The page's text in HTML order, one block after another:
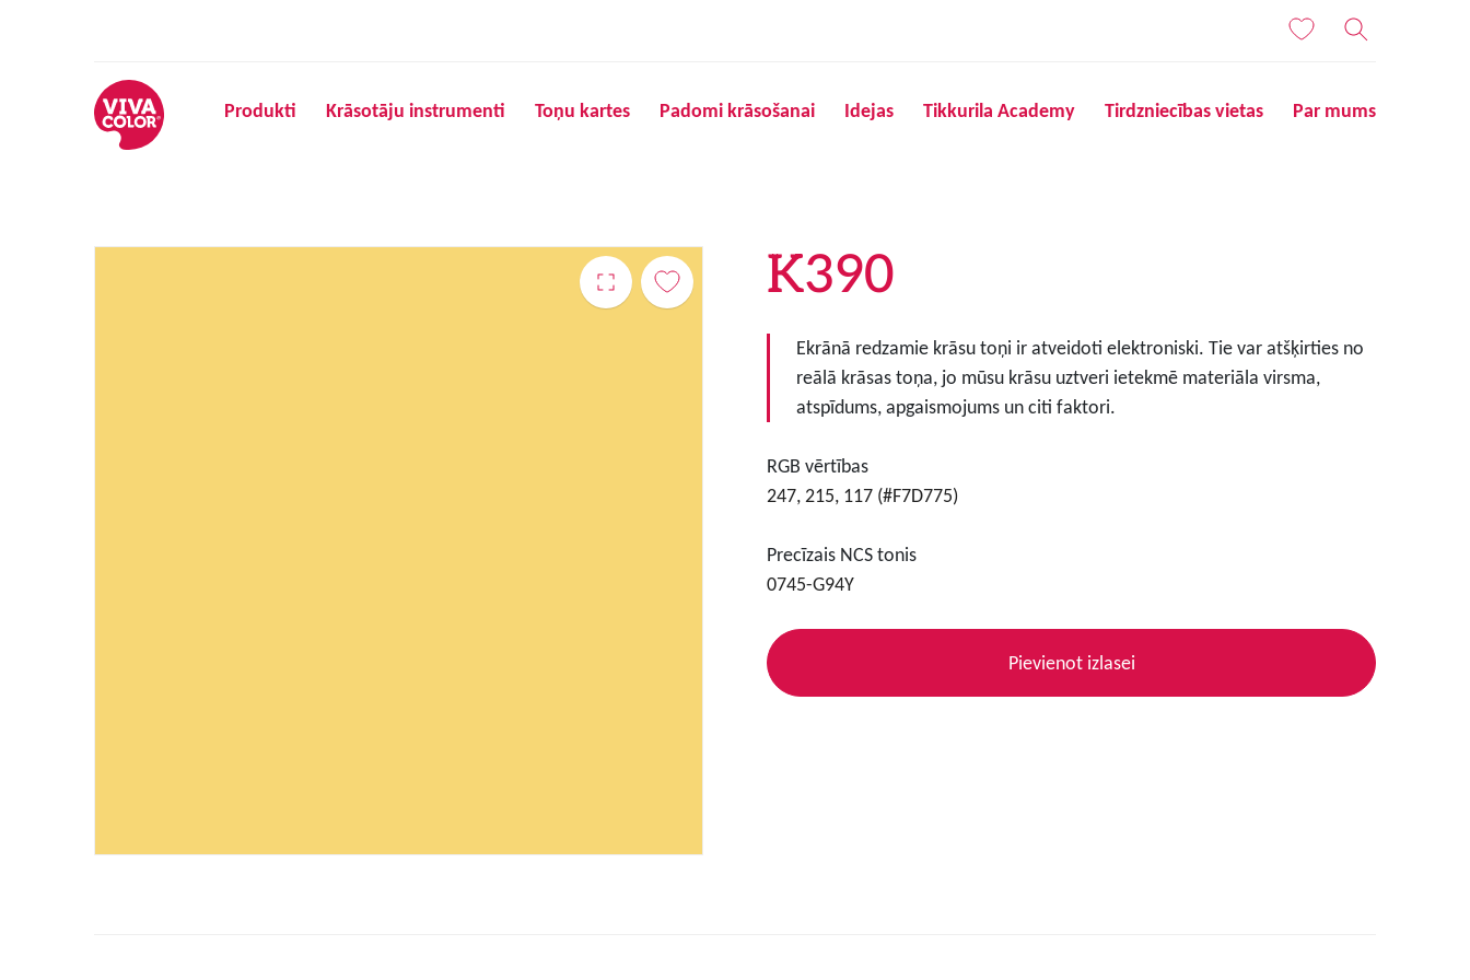
Produkti Krāsotāju instrumenti Toņu kartes Padomi krāsošanai Idejas Tikkurila Academy Tirdzniecības vietas Par mums
K390
Ekrānā redzamie krāsu toņi ir atveidoti elektroniski. Tie var atšķirties no
reālā krāsas toņa, jo mūsu krāsu uztveri ietekmē materiāla virsma,
atspīdums, apgaismojums un citi faktori.
RGB vērtības
247, 215, 117 (#F7D775)
Precīzais NCS tonis
0745-G94Y
Pievienot izlasei